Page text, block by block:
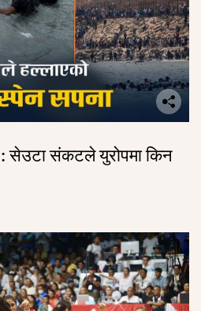
सेउटा संकटले युरोपमा किन